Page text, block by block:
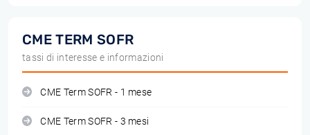
CME TERM SOFR
tassi di interesse e informazioni
CME Term SOFR - 1 mese
CME Term SOFR - 3 mesi